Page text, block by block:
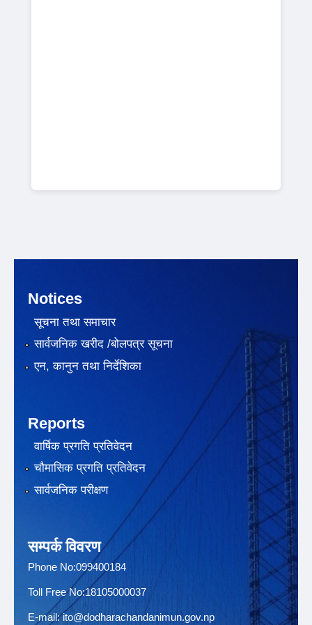
Notices
सूचना तथा समाचार
सार्वजनिक खरीद /बोलपत्र सूचना
एन, कानुन तथा निर्देशिका
Reports
वार्षिक प्रगति प्रतिवेदन
चौमासिक प्रगति प्रतिवेदन
सार्वजनिक परीक्षण
सम्पर्क विवरण
Phone No:099400184
Toll Free No:18105000037
E-mail:ito@dodharachandanimun.gov.np